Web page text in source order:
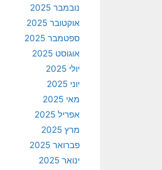
נובמבר 2025
אוקטובר 2025
ספטמבר 2025
אוגוסט 2025
יולי 2025
יוני 2025
מאי 2025
אפריל 2025
מרץ 2025
פברואר 2025
ינואר 2025